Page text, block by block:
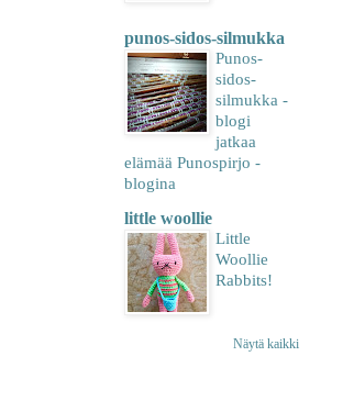
punos-sidos-silmukka
Punos-
sidos-
silmukka -
blogi
jatkaa
elämää Punospirjo -
blogina
little woollie
Little
Woollie
Rabbits!
Näytä kaikki